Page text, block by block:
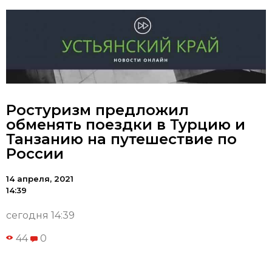
Ростуризм предложил
обменять поездки в Турцию и
Танзанию на путешествие по
России
14 апреля, 2021
14:39
сегодня 14:39
44 0